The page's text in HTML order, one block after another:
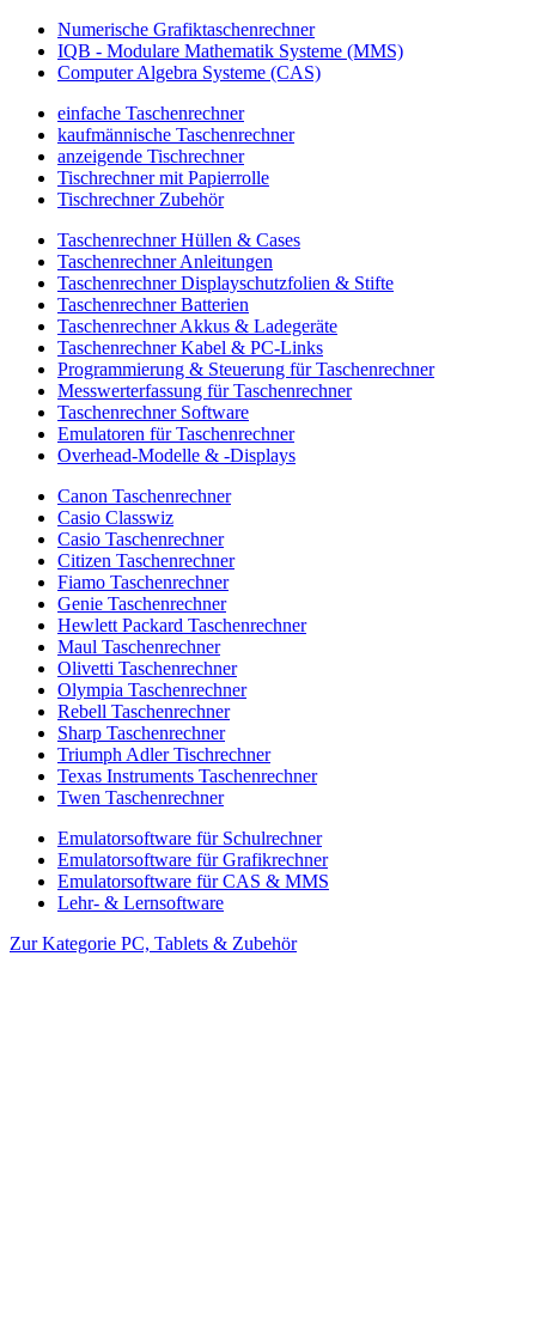
Numerische Grafiktaschenrechner
IQB - Modulare Mathematik Systeme (MMS)
Computer Algebra Systeme (CAS)
einfache Taschenrechner
kaufmännische Taschenrechner
anzeigende Tischrechner
Tischrechner mit Papierrolle
Tischrechner Zubehör
Taschenrechner Hüllen & Cases
Taschenrechner Anleitungen
Taschenrechner Displayschutzfolien & Stifte
Taschenrechner Batterien
Taschenrechner Akkus & Ladegeräte
Taschenrechner Kabel & PC-Links
Programmierung & Steuerung für Taschenrechner
Messwerterfassung für Taschenrechner
Taschenrechner Software
Emulatoren für Taschenrechner
Overhead-Modelle & -Displays
Canon Taschenrechner
Casio Classwiz
Casio Taschenrechner
Citizen Taschenrechner
Fiamo Taschenrechner
Genie Taschenrechner
Hewlett Packard Taschenrechner
Maul Taschenrechner
Olivetti Taschenrechner
Olympia Taschenrechner
Rebell Taschenrechner
Sharp Taschenrechner
Triumph Adler Tischrechner
Texas Instruments Taschenrechner
Twen Taschenrechner
Emulatorsoftware für Schulrechner
Emulatorsoftware für Grafikrechner
Emulatorsoftware für CAS & MMS
Lehr- & Lernsoftware
Zur Kategorie PC, Tablets & Zubehör